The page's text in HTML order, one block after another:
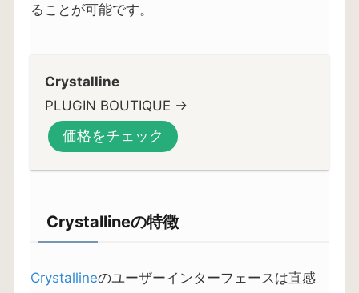
ることが可能です。
Crystalline
PLUGIN BOUTIQUE →
価格をチェック
Crystallineの特徴
Crystallineのユーザーインターフェースは直感